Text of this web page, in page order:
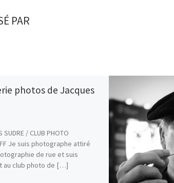
PAR
photos de Jacques
SUDRE / CLUB PHOTO
Je suis photographe attiré
de rue et suis
au club photo de […]